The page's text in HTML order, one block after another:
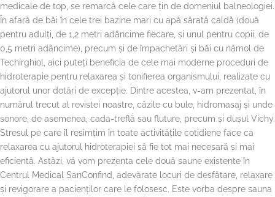
medicale de top, se remarcă cele care țin de domeniul balneologiei.
În afară de băi în cele trei bazine mari cu apă sărată caldă (două
pentru adulți, de 1,2 metri adâncime fiecare, și unul pentru copii, de
0,5 metri adâncime), precum și de împachetări și băi cu nămol de
Techirghiol, aici puteți beneficia de cele mai moderne proceduri de
hidroterapie pentru relaxarea și tonifierea organismului, realizate cu
ajutorul unor dotări de excepție. Dintre acestea, v-am prezentat, în
numărul trecut al revistei noastre, căzile cu bule, hidromasaj și unde
sonore, de asemenea, cada-treflă sau fluture, precum și dușul Vichy.
Stresul pe care îl resimțim în toate activitățile cotidiene face ca
relaxarea cu ajutorul hidroterapiei să fie tot mai necesară și mai
eficientă. Astăzi, vă vom prezenta cele două saune existente în
Centrul Medical SanConfind, adevărate locuri de desfătare, relaxare
și revigorare a pacienților care le folosesc. Este vorba despre sauna